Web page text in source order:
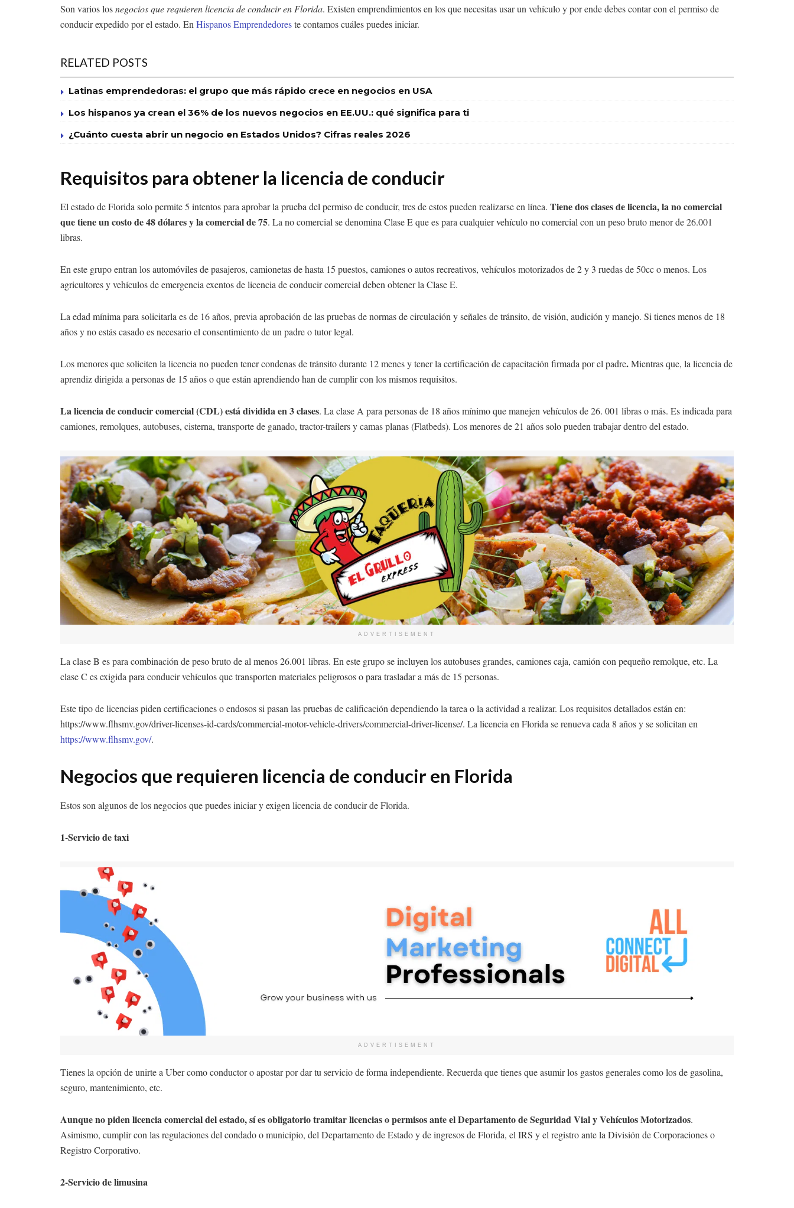
Son varios losnegocios que requieren licencia de conducir en Florida. Existen emprendimientos en los que necesitas usar un vehículo y por ende debes contar con el permiso de
conducir expedido por el estado. En Hispanos Emprendedoreste contamos cuáles puedes iniciar.
RELATED POSTS
Latinas emprendedoras: el grupo que más rápido crece en negocios en USA
Los hispanos ya crean el 36% de los nuevos negocios en EE.UU.: qué significa para ti
¿Cuánto cuesta abrir un negocio en Estados Unidos? Cifras reales 2026
Requisitos para obtener la licencia de conducir
El estado de Florida solo permite 5 intentos para aprobar la prueba del permiso de conducir, tres de estos pueden realizarse en línea. Tiene dos clases de licencia, la no comercial
que tiene un costo de 48 dólares y la comercial de 75. La no comercial se denomina Clase E que es para cualquier vehículo no comercial con un peso bruto menor de 26.001
libras.
En este grupo entran los automóviles de pasajeros, camionetas de hasta 15 puestos, camiones o autos recreativos, vehículos motorizados de 2 y 3 ruedas de 50cc o menos. Los
agricultores y vehículos de emergencia exentos de licencia de conducir comercial deben obtener la Clase E.
La edad mínima para solicitarla es de 16 años, previa aprobación de las pruebas de normas de circulación y señales de tránsito, de visión, audición y manejo. Si tienes menos de 18
años y no estás casado es necesario el consentimiento de un padre o tutor legal.
Los menores que soliciten la licencia no pueden tener condenas de tránsito durante 12 menes y tener la certificación de capacitación firmada por el padre.Mientras que, la licencia de
aprendiz dirigida a personas de 15 años o que están aprendiendo han de cumplir con los mismos requisitos.
La licencia de conducir comercial (CDL) está dividida en 3 clases. La clase A para personas de 18 años mínimo que manejen vehículos de 26. 001 libras o más. Es indicada para
camiones, remolques, autobuses, cisterna, transporte de ganado, tractor-trailers y camas planas (Flatbeds). Los menores de 21 años solo pueden trabajar dentro del estado.
ADVERTISEMENT
La clase B es para combinación de peso bruto de al menos 26.001 libras. En este grupo se incluyen los autobuses grandes, camiones caja, camión con pequeño remolque, etc. La
clase C es exigida para conducir vehículos que transporten materiales peligrosos o para trasladar a más de 15 personas.
Este tipo de licencias piden certificaciones o endosos si pasan las pruebas de calificación dependiendo la tarea o la actividad a realizar. Los requisitos detallados están en:
https://www.flhsmv.gov/driver-licenses-id-cards/commercial-motor-vehicle-drivers/commercial-driver-license/. La licencia en Florida se renueva cada 8 años y se solicitan en
https://www.flhsmv.gov/.
Negocios que requieren licencia de conducir en Florida
Estos son algunos de los negocios que puedes iniciar y exigen licencia de conducir de Florida.
1-Servicio de taxi
ADVERTISEMENT
Tienes la opción de unirte a Uber como conductor o apostar por dar tu servicio de forma independiente. Recuerda que tienes que asumir los gastos generales como los de gasolina,
seguro, mantenimiento, etc.
Aunque no piden licencia comercial del estado, sí es obligatorio tramitar licencias o permisos ante el Departamento de Seguridad Vial y Vehículos Motorizados.
Asimismo, cumplir con las regulaciones del condado o municipio, del Departamento de Estado y de ingresos de Florida, el IRS y el registro ante la División de Corporaciones o
Registro Corporativo.
2-Servicio de limusina